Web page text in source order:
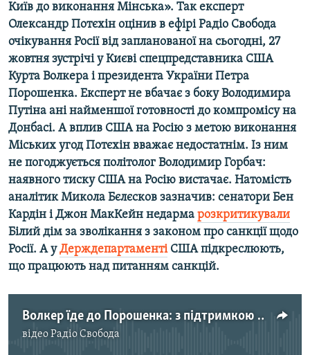
ДОЛУЧАЙСЯ!
Усі сайти RFE/RL
Київ до виконання Мінська». Так експерт
Олександр Потєхін оцінив в ефірі Радіо Свобода
очікування Росії від запланованої на сьогодні, 27
жовтня зустрічі у Києві спецпредставника США
Курта Волкера і президента України Петра
Порошенка. Експерт не вбачає з боку Володимира
Путіна ані найменшої готовності до компромісу на
Донбасі. А вплив США на Росію з метою виконання
Міських угод Потєхін вважає недостатнім. Із ним
не погоджується політолог Володимир Горбач:
наявного тиску США на Росію вистачає. Натомість
аналітик Микола Бєлєсков зазначив: сенатори Бен
Кардін і Джон МакКейн недарма розкритикували
Білий дім за зволікання з законом про санкції щодо
Росії. А уДерждепартаментіСША підкреслюють,
що працюють над питанням санкцій.
Волкер їде до Порошенка: з підтримкою чи вимогами | Ранкова Свобода. Частина 1
відеоРадіо Свобода
No media source currently available